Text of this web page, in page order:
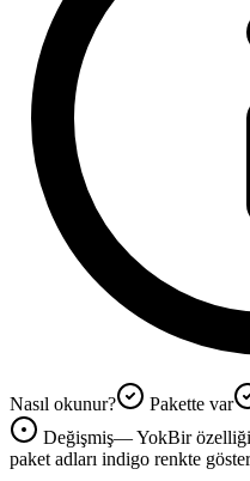
Nasıl okunur? Pakette var
Değişmiş—YokBir
paket adları indigo renkte